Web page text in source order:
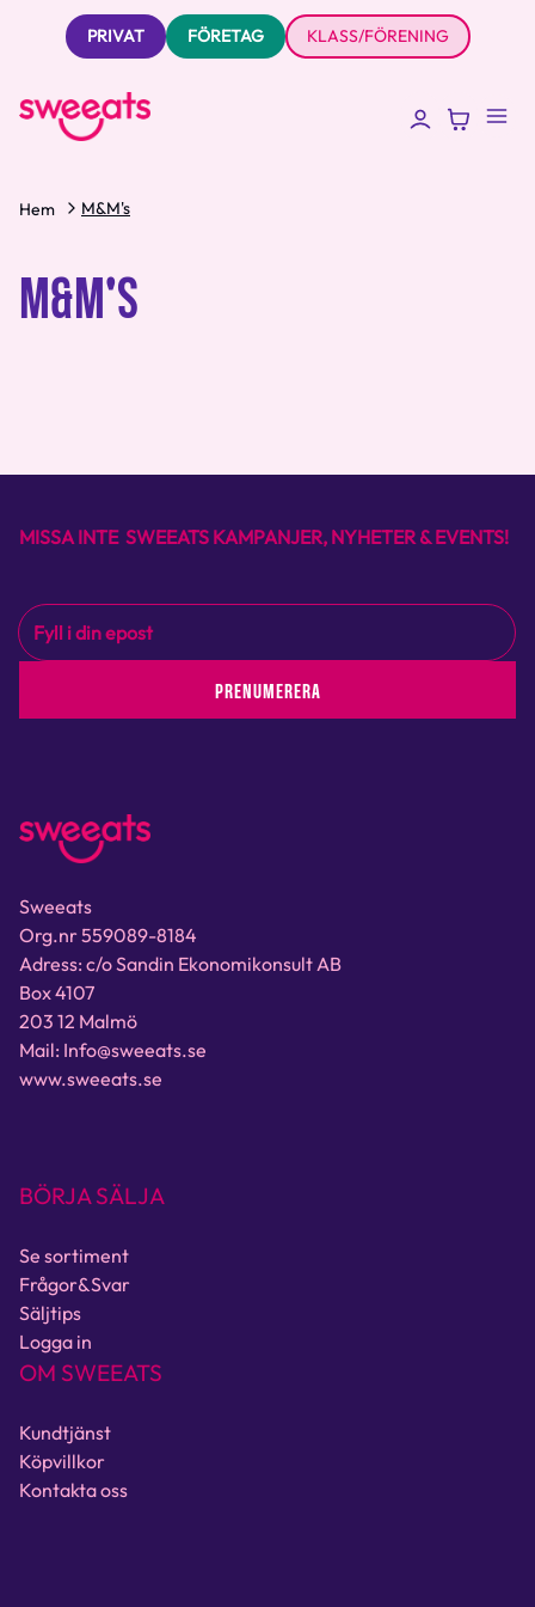
PRIVAT FÖRETAG KLASS/FÖRENING
Hem M&M's
M&M'S
MISSA INTE SWEEATS KAMPANJER, NYHETER & EVENTS!
PRENUMERERA
Sweeats
Org.nr 559089-8184
Adress: c/o Sandin Ekonomikonsult AB
Box 4107
203 12 Malmö
Mail: Info@sweeats.se
www.sweeats.se
BÖRJA SÄLJA
Se sortiment
Frågor&Svar
Säljtips
Logga in
OM SWEEATS
Kundtjänst
Köpvillkor
Kontakta oss